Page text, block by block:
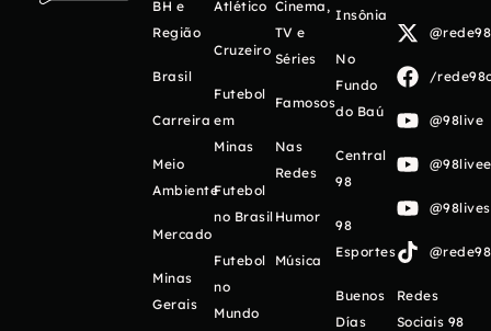
BH e
Região
Brasil
Carreira
Meio
Ambiente
Mercado
Minas
Gerais
Atlético
Cruzeiro
Futebol
em
Minas
Futebol
no Brasil
Futebol
no
Mundo
Cinema,
TV e
Séries
Famosos
Nas
Redes
Humor
Música
Insônia
No
Fundo
do Baú
Central
98
98
Esportes
Buenos
Días
/
@98live
Redes
Sociais 98